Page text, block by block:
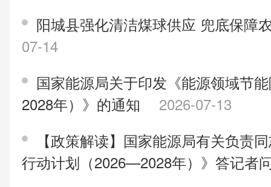
阳城县强化清洁煤球供应 兜底保障
07-14
国家能源局关于印发《能源领域节
2028年）》的通知
2026-07-13
【政策解读】国家能源局有关负责
行动计划（2026—2028年）》答记者